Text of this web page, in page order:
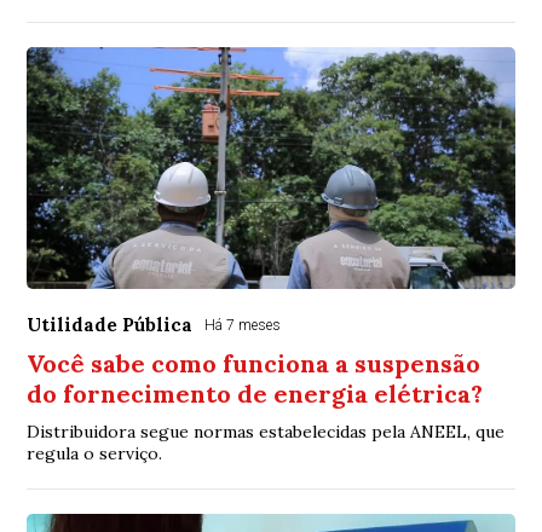
Utilidade Pública Há 7 meses
Você sabe como funciona a suspensão
do fornecimento de energia elétrica?
Distribuidora segue normas estabelecidas pela ANEEL, que
regula o serviço.